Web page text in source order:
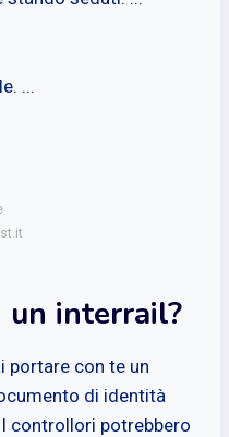
...
un interrail?
portare con te un
di identità
controllori potrebbero